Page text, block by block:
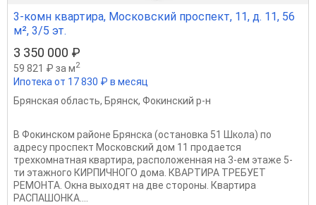
3-комн квартира, Московский проспект, 11, д. 11, 56
м², 3/5 эт.
3 350 000 ₽
59 821 ₽ за м2
Ипотека от 17 830 ₽ в месяц
Брянская область, Брянск, Фокинский р-н
В Фокинском районе Брянска (остановка 51 Школа) по
адресу проспект Московский дом 11 продается
трехкомнатная квартира, расположенная на 3-ем этаже 5-
ти этажного КИРПИЧНОГО дома. КВАРТИРА ТРЕБУЕТ
РЕМОНТА. Окна выходят на две стороны. Квартира
РАСПАШОНКА....